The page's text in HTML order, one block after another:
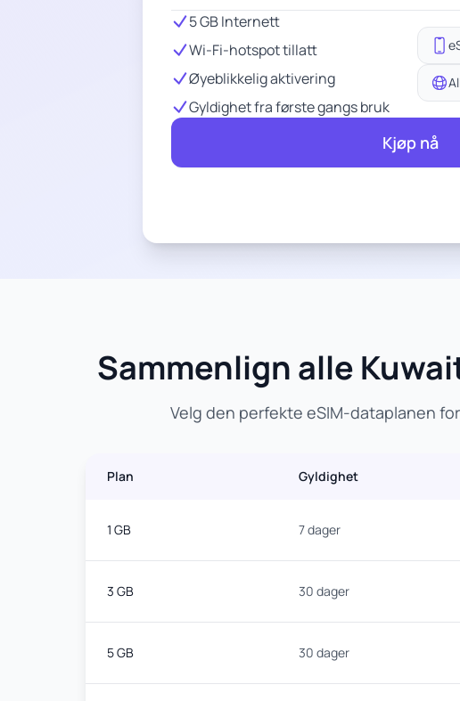
5 GB Internett
Wi-Fi-hotspot tillatt
Øyeblikkelig aktivering
Gyldighet fra første gangs bruk
Kjøp nå
Sammenlign alle
Velg den perfekte eSIM-dataplanen
Plan Gyldighet
1 GB 7 dager
3 GB 30 dager
5 GB 30 dager